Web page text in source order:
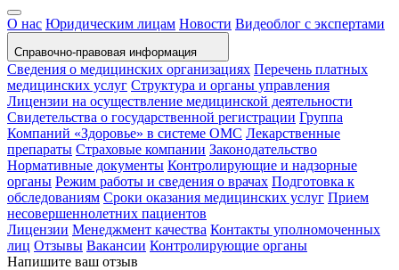
О нас Юридическим лицам Новости Видеоблог с экспертами
Справочно-правовая информация
Сведения о медицинских организациях Перечень платных
медицинских услуг Структура и органы управления
Лицензии на осуществление медицинской деятельности
Свидетельства о государственной регистрации Группа
Компаний «Здоровье» в системе ОМС Лекарственные
препараты Страховые компании Законодательство
Нормативные документы Контролирующие и надзорные
органы Режим работы и сведения о врачах Подготовка к
обследованиям Сроки оказания медицинских услуг Прием
несовершеннолетних пациентов
Лицензии Менеджмент качества Контакты уполномоченных
лиц Отзывы Вакансии Контролирующие органы
Напишите ваш отзыв